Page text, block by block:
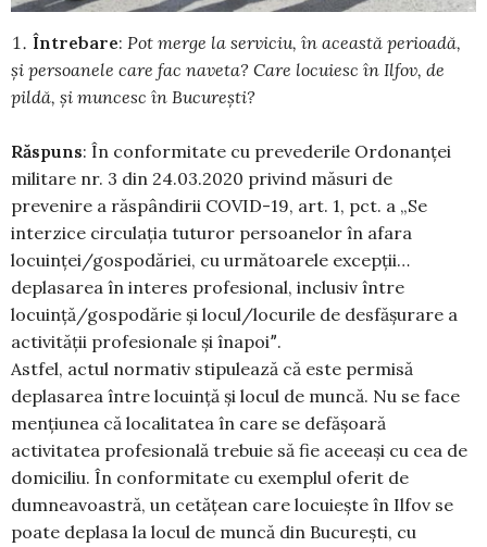
Întrebare: Pot merge la serviciu, în această perioadă,
şi persoanele care fac naveta? Care locuiesc în Ilfov, de
pildă, şi muncesc în Bucureşti?
Răspuns: În conformitate cu prevederile Ordonanței
militare nr. 3 din 24.03.2020 privind măsuri de
prevenire a răspândirii COVID-19, art. 1, pct. a „Se
interzice circulația tuturor persoanelor în afara
locuinței/gospodăriei, cu următoarele excepții…
deplasarea în interes profesional, inclusiv între
locuință/gospodărie și locul/locurile de desfășurare a
activității profesionale și înapoiˮ.
Astfel, actul normativ stipulează că este permisă
deplasarea între locuință și locul de muncă. Nu se face
mențiunea că localitatea în care se defășoară
activitatea profesională trebuie să fie aceeași cu cea de
domiciliu. În conformitate cu exemplul oferit de
dumneavoastră, un cetățean care locuiește în Ilfov se
poate deplasa la locul de muncă din București, cu